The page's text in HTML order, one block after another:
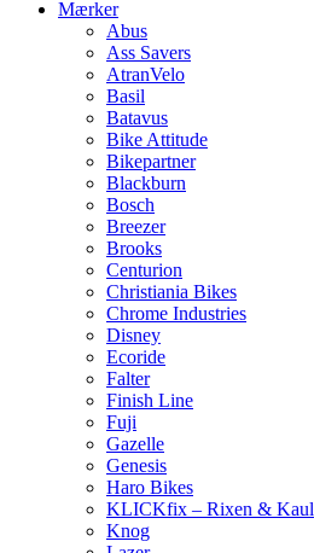
Mærker
Abus
Ass Savers
AtranVelo
Basil
Batavus
Bike Attitude
Bikepartner
Blackburn
Bosch
Breezer
Brooks
Centurion
Christiania Bikes
Chrome Industries
Disney
Ecoride
Falter
Finish Line
Fuji
Gazelle
Genesis
Haro Bikes
KLICKfix – Rixen & Kaul
Knog